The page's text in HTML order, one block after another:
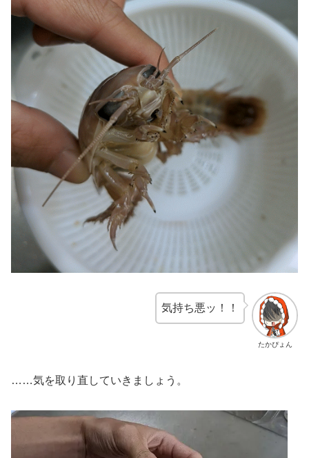
たかぴょん
気持ち悪ッ！！
……気を取り直していきましょう。